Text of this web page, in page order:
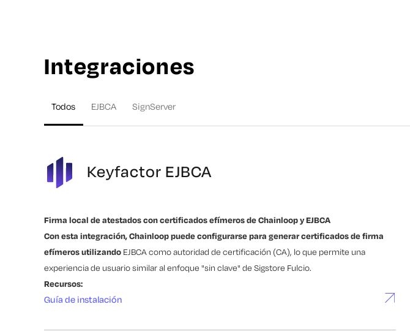
Integraciones
Todos EJBCA SignServer
Keyfactor EJBCA
Firma local de atestados con certificados efímeros de Chainloop y EJBCA
Con esta integración, Chainloop puede configurarse para generar certificados de firma
efímeros utilizando EJBCA como autoridad de certificación (CA), lo que permite una
experiencia de usuario similar al enfoque "sin clave" de Sigstore Fulcio.
Recursos:
Guía de instalación